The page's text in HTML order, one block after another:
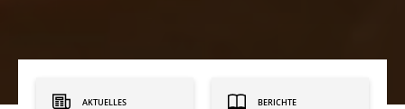
AKTUELLES BERICHTE